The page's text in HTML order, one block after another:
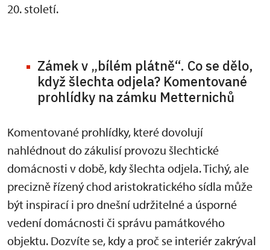
20. století.
Zámek v „bílém plátně“. Co se dělo,
když šlechta odjela? Komentované
prohlídky na zámku Metternichů
Komentované prohlídky, které dovolují
nahlédnout do zákulisí provozu šlechtické
domácnosti v době, kdy šlechta odjela. Tichý, ale
precizně řízený chod aristokratického sídla může
být inspirací i pro dnešní udržitelné a úsporné
vedení domácnosti či správu památkového
objektu. Dozvíte se, kdy a proč se interiér zakrýval